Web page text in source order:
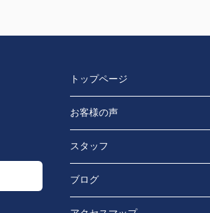
トップページ
お客様の声
スタッフ
ブログ